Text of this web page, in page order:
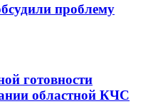
проблему
готовности
областной КЧС